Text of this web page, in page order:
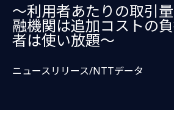
～利用者あたりの取引
融機関は追加コストの
者は使い放題～
ニュースリリース/NTTデータ